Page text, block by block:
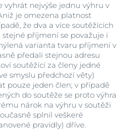
vyhrát nejvýše jednu výhru v
je omezena platnost
že dva a více soutěžících
příjmení se považuje i
varianta tvaru příjmení v
předali stejnou adresu
soutěžící za členy jedné
smyslu předchozí věty)
pouze jeden člen; v případě
do soutěže se proto výhra
nárok na výhru v soutěži
splnil veškeré
pravidly) dříve.